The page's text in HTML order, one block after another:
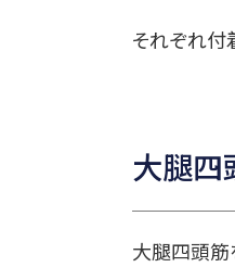
それぞれ付
大腿四
大腿四頭筋